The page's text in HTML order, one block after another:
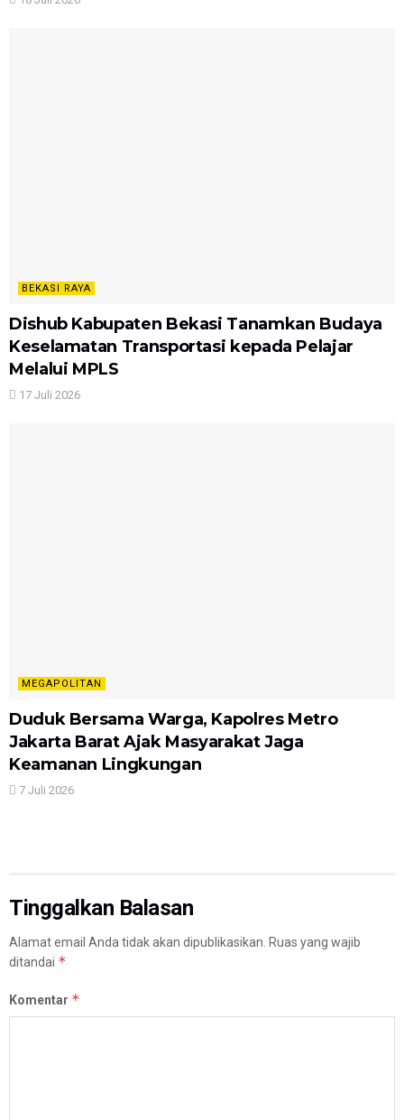
BEKASI RAYA
Dishub Kabupaten Bekasi Tanamkan Budaya
Keselamatan Transportasi kepada Pelajar
Melalui MPLS
17 Juli 2026
MEGAPOLITAN
Duduk Bersama Warga, Kapolres Metro
Jakarta Barat Ajak Masyarakat Jaga
Keamanan Lingkungan
7 Juli 2026
Tinggalkan Balasan
Alamat email Anda tidak akan dipublikasikan. Ruas yang wajib
ditandai *
Komentar *